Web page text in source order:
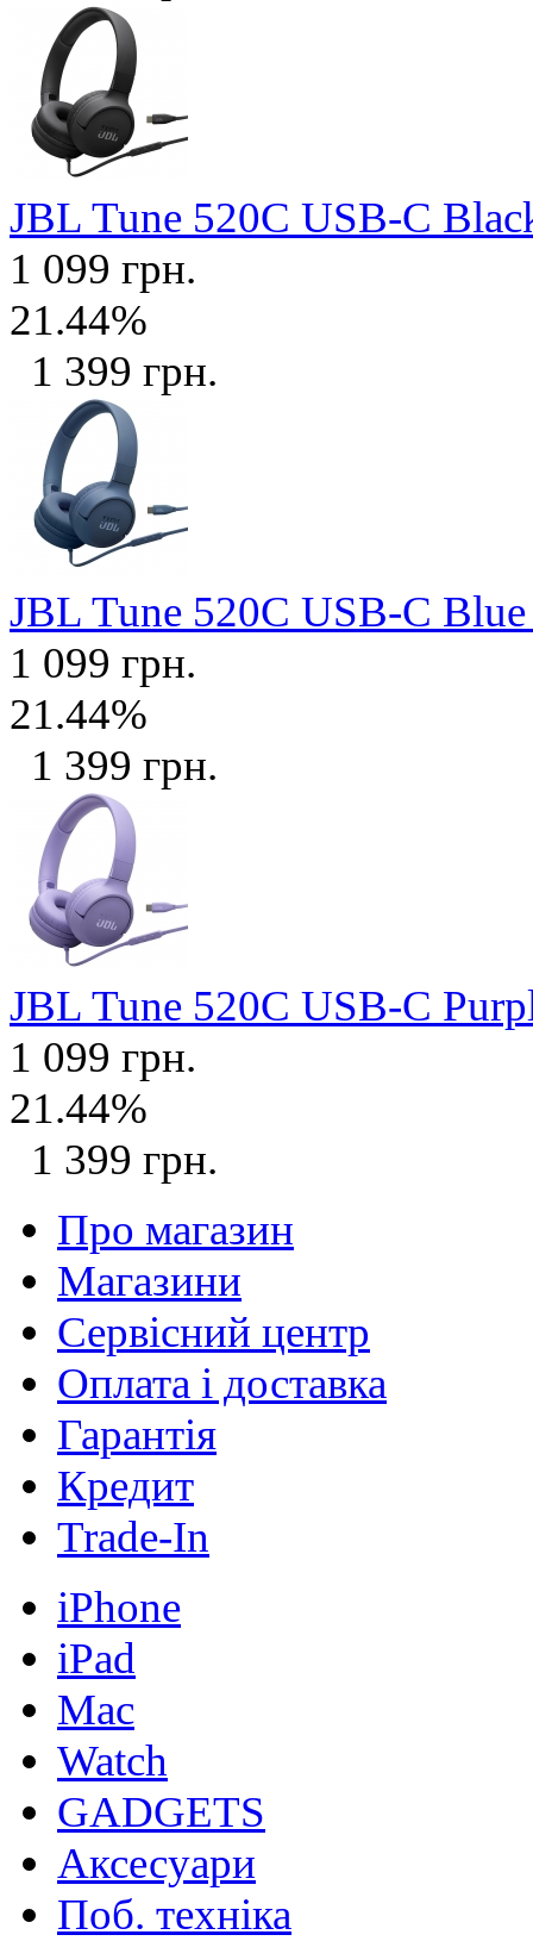
JBL Tune 520C USB-C
1 099 грн.
21.44%
1 399 грн.
JBL Tune 520C USB-C
1 099 грн.
21.44%
1 399 грн.
JBL Tune 520C USB-C
1 099 грн.
21.44%
1 399 грн.
Про магазин
Магазини
Сервісний центр
Оплата і доставка
Гарантія
Кредит
Trade-In
iPhone
iPad
Mac
Watch
GADGETS
Аксесуари
Поб. техніка